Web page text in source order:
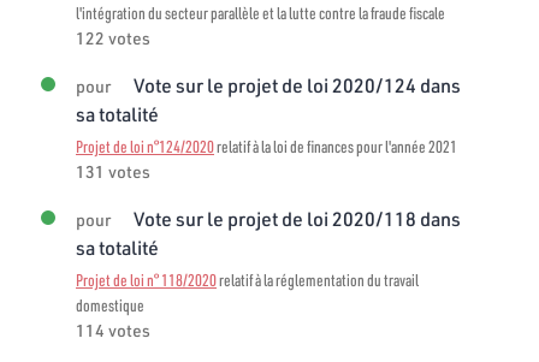
l'intégration du secteur parallèle et la lutte contre la fraude fiscale
122 votes
pour
Vote sur le projet de loi 2020/124 dans
sa totalité
Projet de loi n°124/2020relatif à la loi de finances pour l'année 2021
131 votes
pour
Vote sur le projet de loi 2020/118 dans
sa totalité
Projet de loi n° 118/2020relatif à la réglementation du travail
domestique
114 votes